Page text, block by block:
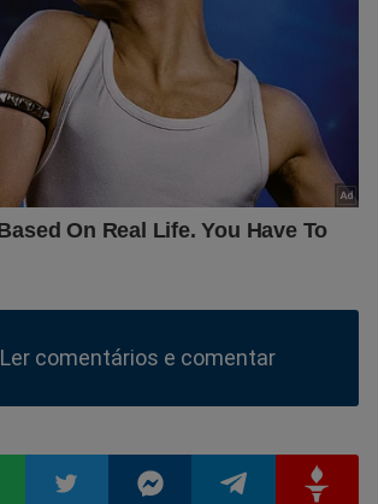
Ler comentários e comentar